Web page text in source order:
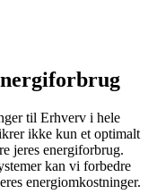
til Erhverv i hele
ikke kun et optimalt
jeres energiforbrug.
kan vi forbedre
energiomkostninger.